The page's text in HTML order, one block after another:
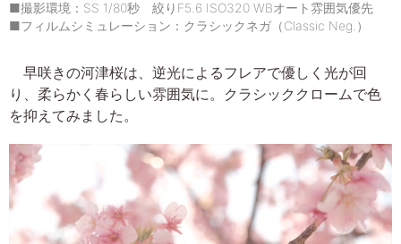
■撮影環境：SS 1/80秒 絞りF5.6 ISO320 WBオート雰囲気優先
■フィルムシミュレーション：クラシックネガ（Classic Neg.）
早咲きの河津桜は、逆光によるフレアで優しく光が回
り、柔らかく春らしい雰囲気に。クラシッククロームで色
を抑えてみました。